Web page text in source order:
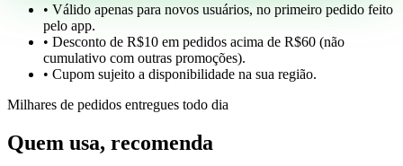
• Válido apenas para novos usuários, no primeiro pedido feito
pelo app.
• Desconto de R$10 em pedidos acima de R$60 (não
cumulativo com outras promoções).
• Cupom sujeito a disponibilidade na sua região.
Milhares de pedidos entregues todo dia
Quem usa, recomenda